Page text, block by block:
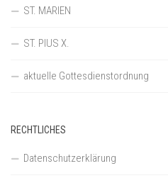
ST. MARIEN
ST. PIUS X.
aktuelle Gottesdienstordnung
RECHTLICHES
Datenschutzerklärung